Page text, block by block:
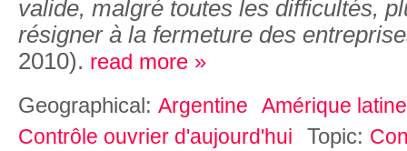
valide, malgré toutes les difficultés,
résigner à la fermeture des
2010). read more »
Geographical: Argentine
Amérique latine
Contrôle ouvrier d'aujourd'hui
Topic: